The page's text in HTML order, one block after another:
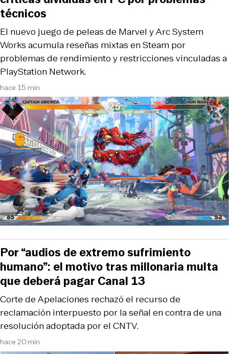
hace 15 min
El nuevo juego de peleas de Marvel y Arc System
Works acumula reseñas mixtas en Steam por
problemas de rendimiento y restricciones vinculadas a
PlayStation Network.
técnicos
hace 20 min
Corte de Apelaciones rechazó el recurso de
reclamación interpuesto por la señal en contra de una
resolución adoptada por el CNTV.
Por “audios de extremo sufrimiento
humano”: el motivo tras millonaria multa
que deberá pagar Canal 13